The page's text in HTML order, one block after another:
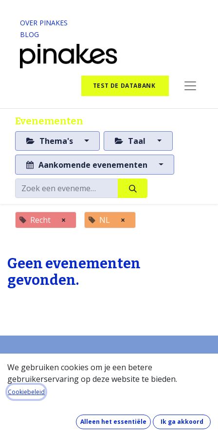
OVER PINAKES
BLOG
TEST DE DATABANK
Evenementen
Thema's Taal
Aankomende evenementen
Recht × NL ×
Geen evenementen
gevonden.
Startpagina
Over de databank
Wat kost de databank?
Wat zit er in de databank?
Hoe houden we onze gegevens up-to-date?
We gebruiken cookies om je een betere
gebruikerservaring op deze website te bieden.
Cookiebeleid
Alleen het essentiële Ik ga akkoord